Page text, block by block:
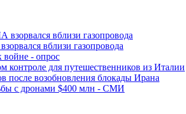
вблизи газопровода
войне - опрос
контроле для путешественников из Италии
после возобновления блокады Ирана
с дронами $400 млн - СМИ